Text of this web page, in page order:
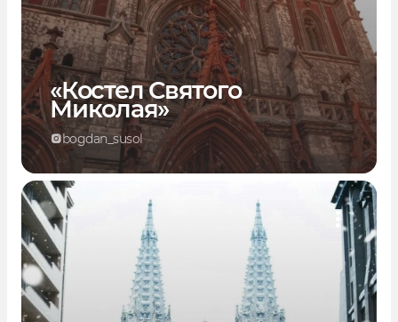
«Костел Святого
Миколая»
bogdan_susol